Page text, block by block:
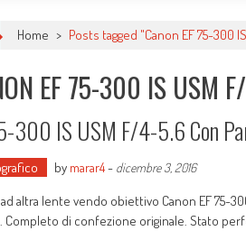
Home > Posts tagged "Canon EF 75-300
EF 75-300 IS USM
300 IS USM F/4-5.6 Con
by marar4- dicembre 3, 2016
ad altra lente vendo obiettivo Canon EF 75-
Completo di confezione originale. Stato